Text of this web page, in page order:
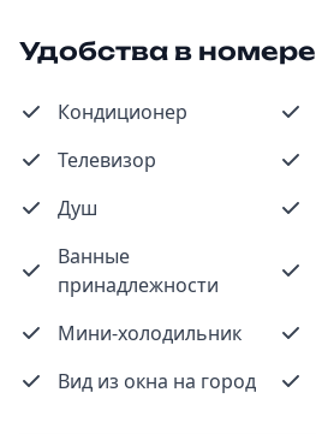
Удобства в номере
Кондиционер
Телевизор
Душ
Ванные
принадлежности
Мини-холодильник
Вид из окна на город